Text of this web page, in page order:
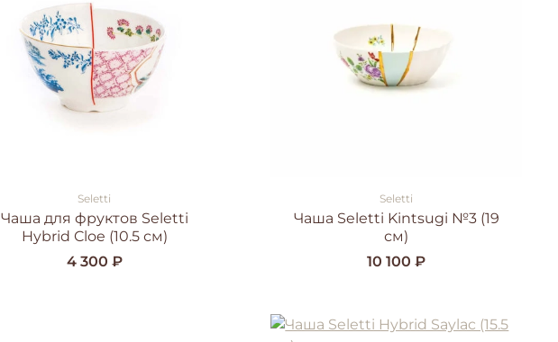
Seletti
Чаша для фруктов Seletti
Hybrid Cloe (10.5 см)
4 300 ₽
Seletti
Чаша Seletti Kintsugi №3 (19
см)
10 100 ₽